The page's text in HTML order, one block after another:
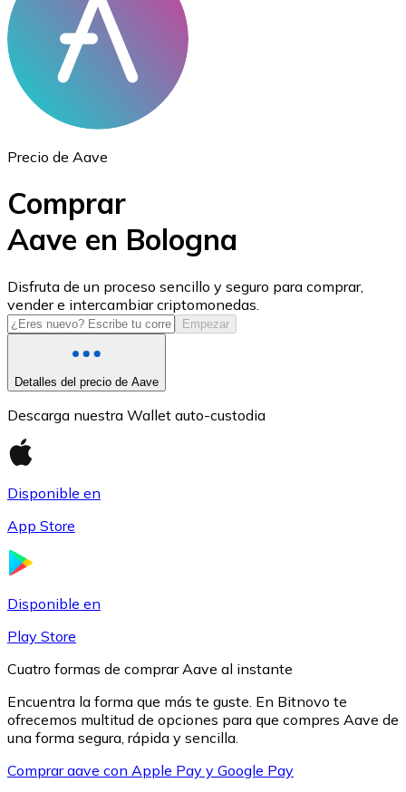
Ethereum
ETH
USD Coin
USDC
Precio de Aave
Comprar
Aave en Bologna
Disfruta de un proceso sencillo y seguro para comprar,
vender e intercambiar criptomonedas.
Empezar
Detalles del precio de Aave
Descarga nuestra Wallet auto-custodia
Disponible en
App Store
Disponible en
Play Store
Cuatro formas de comprar Aave al instante
Encuentra la forma que más te guste. En Bitnovo te
ofrecemos multitud de opciones para que compres Aave de
una forma segura, rápida y sencilla.
Comprar aave con Apple Pay y Google Pay